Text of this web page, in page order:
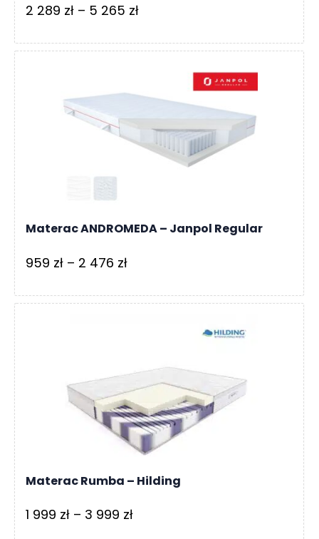
2 289 zł – 5 265 złZakres
od
289 zł
5
265 zł
Materac ANDROMEDA – Janpol Regular
959 zł – 2 476 złZakres
od
476 zł
Materac Rumba – Hilding
1 999 zł – 3 999 złZakres